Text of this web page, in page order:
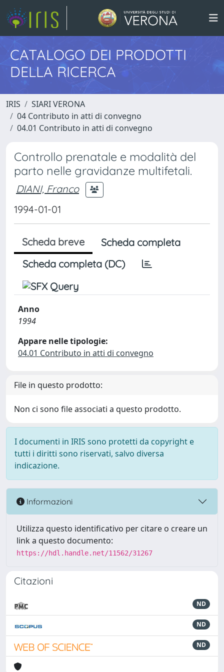
CATALOGO DEI PRODOTTI
DELLA RICERCA
IRIS
SIARI VERONA
04 Contributo in atti di convegno
04.01 Contributo in atti di convegno
Controllo prenatale e modalità del
parto nelle gravidanze multifetali.
DIANI, Franco
1994-01-01
Scheda breve
Scheda completa
Scheda completa (DC)
Anno
1994
Appare nelle tipologie:
04.01 Contributo in atti di convegno
File in questo prodotto:
Non ci sono file associati a questo prodotto.
I documenti in IRIS sono protetti da copyright e
tutti i diritti sono riservati, salvo diversa
indicazione.
Informazioni
Utilizza questo identificativo per citare o creare un
link a questo documento:
https://hdl.handle.net/11562/31267
Citazioni
ND
ND
ND